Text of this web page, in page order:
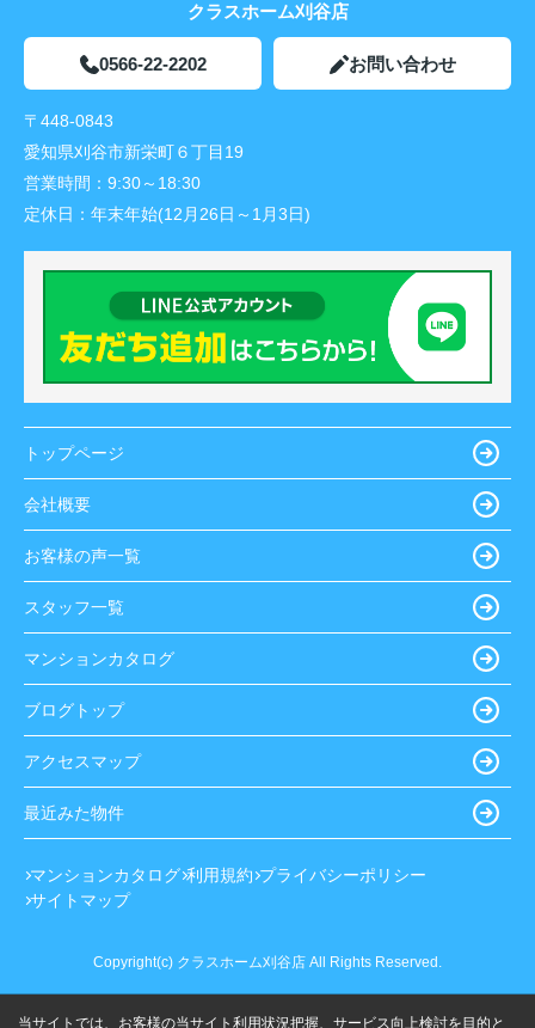
クラスホーム刈谷店
0566-22-2202 お問い合わせ
〒448-0843
愛知県刈谷市新栄町６丁目19
営業時間： 9:30～18:30
定休日： 年末年始(12月26日～1月3日)
トップページ
会社概要
お客様の声一覧
スタッフ一覧
マンションカタログ
ブログトップ
アクセスマップ
最近みた物件
マンションカタログ 利用規約 プライバシーポリシー
サイトマップ
Copyright(c) クラスホーム刈谷店 All Rights Reserved.
当サイトでは、お客様の当サイト利用状況把握、サービス向上検討を目的と